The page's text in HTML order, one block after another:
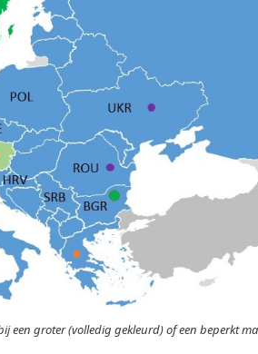
groter (volledig gekleurd) of een beperkt